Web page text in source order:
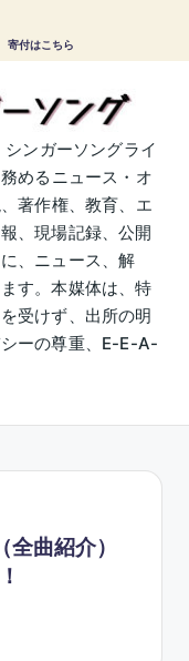
寄付はこちら
ンガーソングライ
めるニュース・オ
著作権、教育、エ
、現場記録、公開
、ニュース、解
す。本媒体は、特
受けず、出所の明
ーの尊重、E-E-A-
曲紹介）